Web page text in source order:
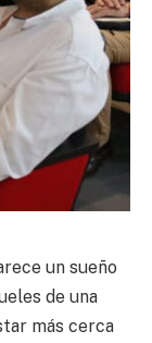
un sueño
de una
más cerca